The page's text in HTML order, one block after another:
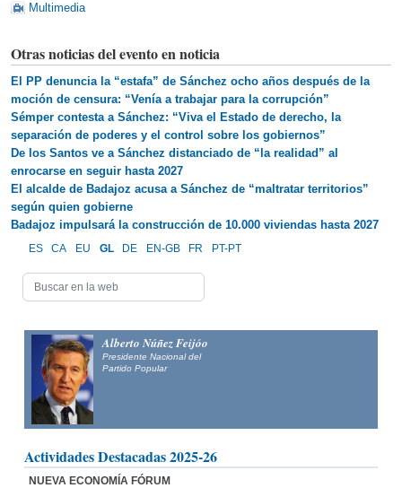
Multimedia
Otras noticias del evento en noticia
El PP denuncia la “estafa” de Sánchez ocho años después de la
moción de censura: “Venía a trabajar para la corrupción”
Sémper contesta a Sánchez: “Viva el Estado de derecho, la
separación de poderes y el control sobre los gobiernos”
De los Santos ve a Sánchez distanciado de “la realidad” al
enrocarse en seguir hasta 2027
El alcalde de Badajoz acusa a Sánchez de “maltratar territorios”
según quien gobierne
Badajoz impulsará la construcción de 10.000 viviendas hasta 2027
ES CA EU GL DE EN-GB FR PT-PT
Alberto Núñez Feijóo
Presidente Nacional del
Partido Popular
Actividades Destacadas 2025-26
NUEVA ECONOMÍA FÓRUM